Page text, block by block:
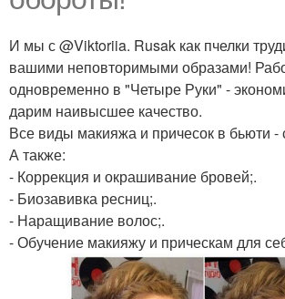
И мы с @Viktoriia. Rusak как пчелки
вашими неповторимыми образами!
одновременно в "Четыре Руки" -
дарим наивысшее качество.
Все виды макияжа и причесок в бьюти -
А также:
- Коррекция и окрашивание бровей;.
- Биозавивка ресниц;.
- Наращивание волос;.
- Обучение макияжу и прическам для